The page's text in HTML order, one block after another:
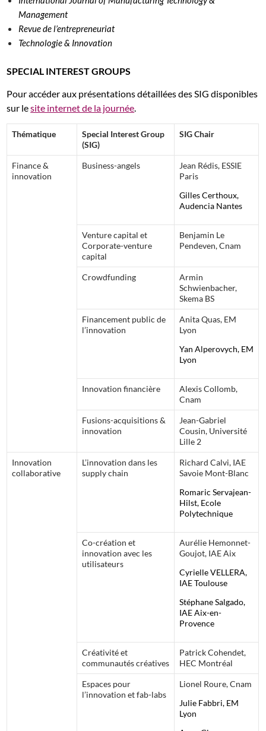
Management
Revue de l’entrepreneuriat
Technologie & Innovation
SPECIAL INTEREST GROUPS
Pour accéder aux présentations détaillées des SIG disponibles
sur lesite internet de la journée
Thématique
Special Interest Group
(SIG)
SIG Chair
Finance &
innovation
Business-angels
Jean Rédis, ESSIE
Paris
Gilles Certhoux,
Audencia Nantes
Venture capital et
Corporate-venture
capital
Benjamin Le
Pendeven, Cnam
Crowdfunding
Armin
Schwienbacher,
Skema BS
Financement public de
l’innovation
Anita Quas, EM
Lyon
Yan Alperovych, EM
Lyon
Innovation financière
Alexis Collomb,
Cnam
Fusions-acquisitions &
innovation
Jean-Gabriel
Cousin, Université
Lille 2
Innovation
collaborative
L’innovation dans les
supply chain
Richard Calvi, IAE
Savoie Mont-Blanc
Romaric Servajean-
Hilst, Ecole
Polytechnique
Co-création et
innovation avec les
utilisateurs
Aurélie Hemonnet-
Goujot, IAE Aix
Cyrielle VELLERA,
IAE Toulouse
Stéphane Salgado,
IAE Aix-en-
Provence
Créativité et
communautés créatives
Patrick Cohendet,
HEC Montréal
Espaces pour
l’innovation et fab-labs
Lionel Roure, Cnam
Julie Fabbri, EM
Lyon